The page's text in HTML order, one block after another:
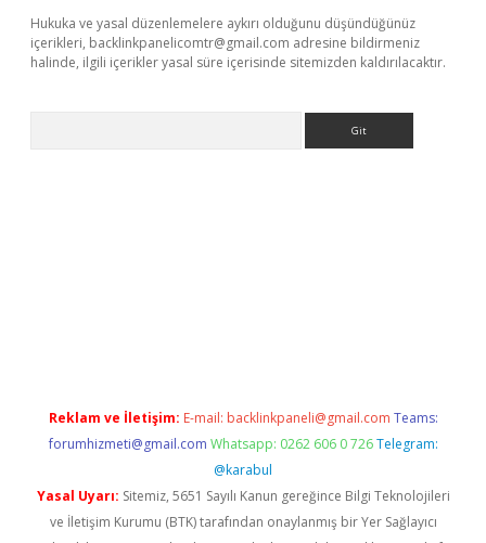
Hukuka ve yasal düzenlemelere aykırı olduğunu düşündüğünüz
içerikleri, backlinkpanelicomtr@gmail.com adresine bildirmeniz
halinde, ilgili içerikler yasal süre içerisinde sitemizden kaldırılacaktır.
Reklam ve İletişim: E-mail: backlinkpaneli@gmail.com Teams:
forumhizmeti@gmail.com Whatsapp: 0262 606 0 726 Telegram:
@karabul
Yasal Uyarı: Sitemiz, 5651 Sayılı Kanun gereğince Bilgi Teknolojileri
ve İletişim Kurumu (BTK) tarafından onaylanmış bir Yer Sağlayıcı